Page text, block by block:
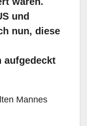
und
nun, diese
aufgedeckt